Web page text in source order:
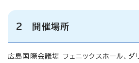
2 開催場所
広島国際会議場 フェニックスホール、ダ